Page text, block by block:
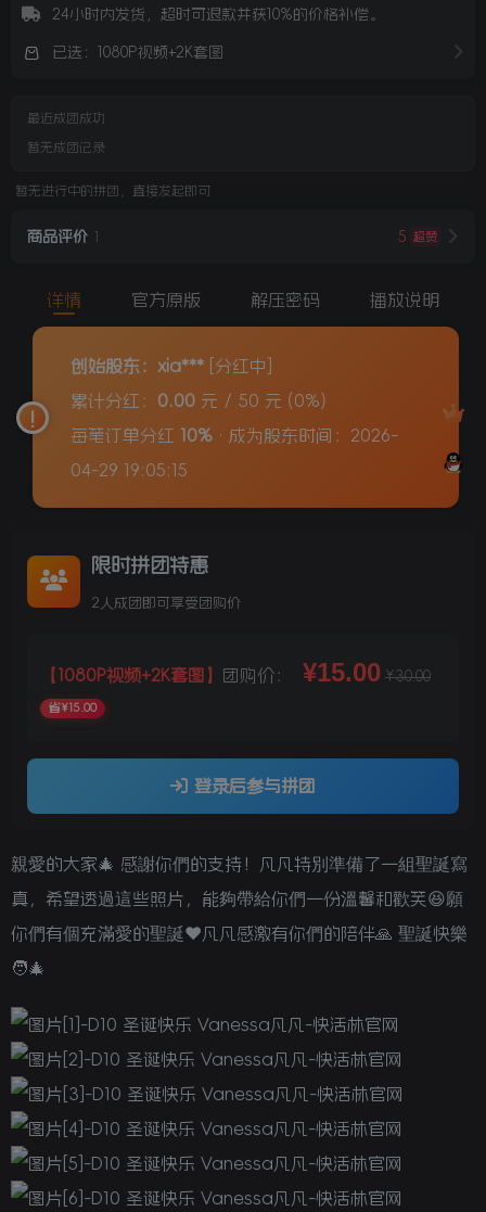
24小时内发货，超时可退款并获10%的价格补偿。
已选：1080P视频+2K套图
最近成团成功
暂无成团记录
暂无进行中的拼团，直接发起即可
商品评价 5 超赞
详情 官方原版 解压密码 播放说明
创始股东：xia*** [分红中]
累计分红： 0.00 元 / 50 元 (0%)
每笔订单分红 10% · 成为股东时间：2026-
04-29 19:05:15
限时拼团特惠
2人成团即可享受团购价
【1080P视频+2K套图】 团购价： ¥15.00 ¥30.00
省¥15.00
登录后参与拼团
親愛的大家🎄 感謝你們的支持！凡凡特別準備了一組聖誕寫
真，希望透過這些照片，能夠帶給你們一份溫馨和歡笑😆願
你們有個充滿愛的聖誕❤️凡凡感激有你們的陪伴🙏 聖誕快樂
🧑‍🎄